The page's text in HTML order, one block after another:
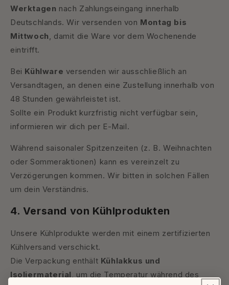
Werktagen nach Zahlungseingang innerhalb
Deutschlands. Wir versenden von Montag bis
Mittwoch, damit die Ware vor dem Wochenende
eintrifft.
Bei Kühlware versenden wir ausschließlich an
Versandtagen, an denen eine Zustellung innerhalb von
48 Stunden gewährleistet ist.
Sollte ein Produkt kurzfristig nicht verfügbar sein,
informieren wir dich per E-Mail.
Während saisonaler Spitzenzeiten (z. B. Weihnachten
oder Sommeraktionen) kann es vereinzelt zu
Verzögerungen kommen. Wir bitten in solchen Fällen
um dein Verständnis.
4. Versand von Kühlprodukten
Unsere Kühlprodukte werden mit einem zertifizierten
Kühlversand verschickt.
Die Verpackung enthält Kühlakkus und
Isoliermaterial, um die Temperatur während des